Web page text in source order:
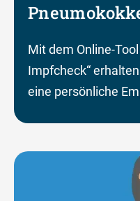
Mit dem Online-
Impfcheck“
eine persönliche